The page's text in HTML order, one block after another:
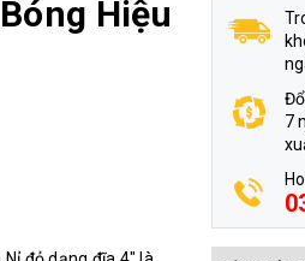
Hiệu
7